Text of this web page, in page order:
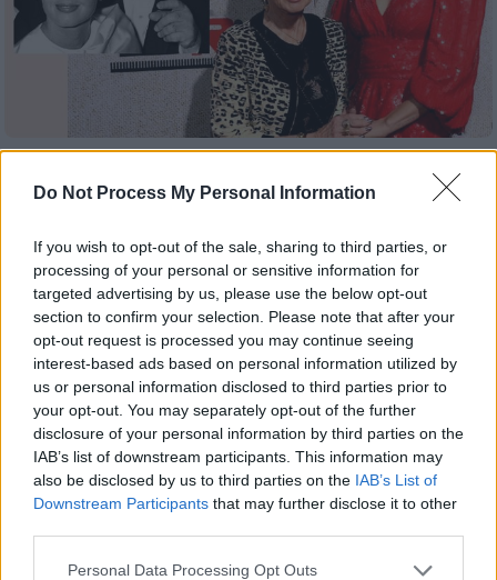
Do Not Process My Personal Information
If you wish to opt-out of the sale, sharing to third parties, or
processing of your personal or sensitive information for
targeted advertising by us, please use the below opt-out
section to confirm your selection. Please note that after your
opt-out request is processed you may continue seeing
interest-based ads based on personal information utilized by
us or personal information disclosed to third parties prior to
your opt-out. You may separately opt-out of the further
disclosure of your personal information by third parties on the
IAB’s list of downstream participants. This information may
also be disclosed by us to third parties on the IAB’s List of
Downstream Participants that may further disclose it to other
Please note that this website/app uses one or more Google
Personal Data Processing Opt Outs
Ντακότα Τζόνσον: Ο Άλφρεντ Χίτσκοκ
Χέντρεν - Τον απέρριπτε ερωτικά
Η σταρ της ταινίας «50 Αποχρώσεις του
γκρι» αποκαλύπτει: «Ο Χίτσκοκ κατέστρεψε
την καριέρα της γιαγιάς μου επειδή δεν
ήθελε να κοιμηθεί μαζί του»